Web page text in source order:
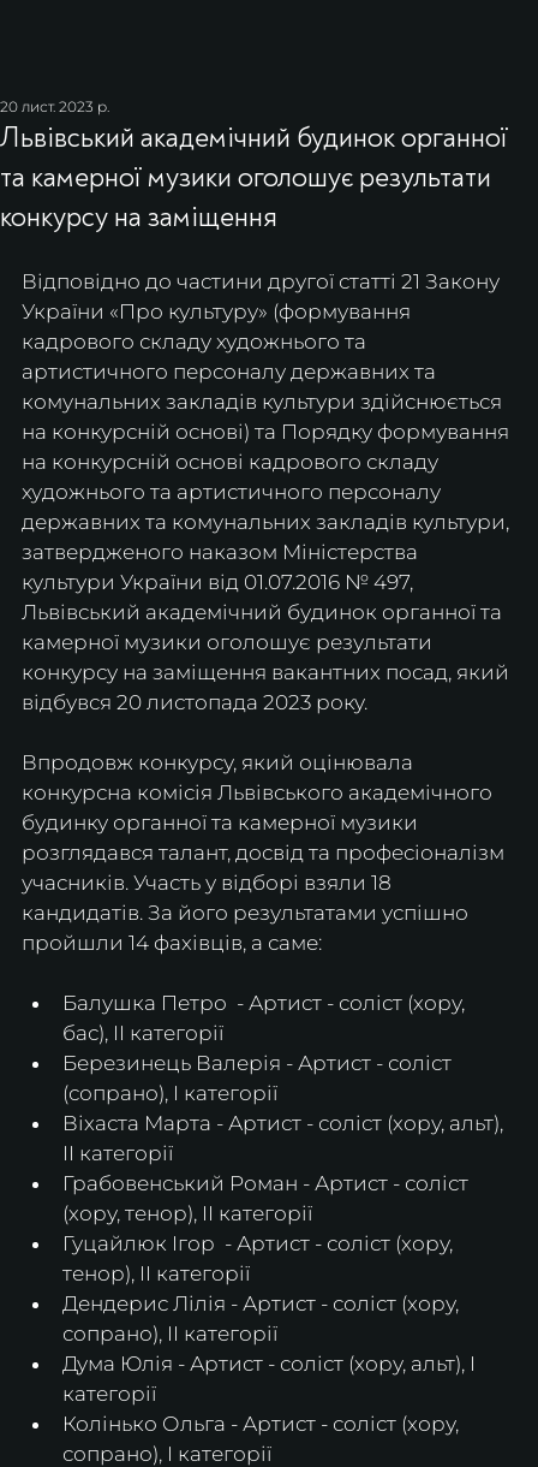
Львівський академічний будинок органної
та камерної музики оголошує результати
конкурсу на заміщення
20 лист. 2023 р.
Відповідно до частини другої статті 21 Закону
України «Про культуру» (формування
кадрового складу художнього та
артистичного персоналу державних та
комунальних закладів культури здійснюється
на конкурсній основі) та Порядку формування
на конкурсній основі кадрового складу
художнього та артистичного персоналу
державних та комунальних закладів культури,
затвердженого наказом Міністерства
культури України від 01.07.2016 № 497,
Львівський академічний будинок органної та
камерної музики оголошує результати
конкурсу на заміщення вакантних посад, який
відбувся 20 листопада 2023 року.
Впродовж конкурсу, який оцінювала
конкурсна комісія Львівського академічного
будинку органної та камерної музики
розглядався талант, досвід та професіоналізм
учасників. Участь у відборі взяли 18
кандидатів. За його результатами успішно
пройшли 14 фахівців, а саме:
Балушка Петро  - Артист - соліст (хору,
бас), ІІ категорії
Березинець Валерія - Артист - соліст
(сопрано), І категорії
Віхаста Марта - Артист - соліст (хору, альт),
ІІ категорії
Грабовенський Роман - Артист - соліст
(хору, тенор), ІІ категорії
Гуцайлюк Ігор  - Артист - соліст (хору,
тенор), ІІ категорії
Дендерис Лілія - Артист - соліст (хору,
сопрано), ІІ категорії
Дума Юлія - Артист - соліст (хору, альт), І
категорії
Колінько Ольга - Артист - соліст (хору,
сопрано), І категорії